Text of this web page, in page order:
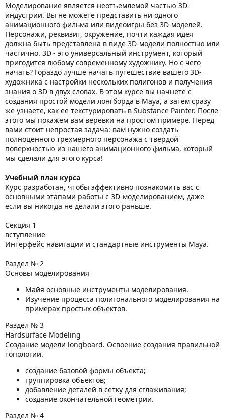
Моделирование является неотъемлемой частью 3D-
индустрии. Вы не можете представить ни одного
анимационного фильма или видеоигры без 3D-моделей.
Персонажи, реквизит, окружение, почти каждая идея
должна быть представлена в виде 3D-модели полностью или
частично. 3D - это универсальный инструмент, который
пригодится любому современному художнику. Но с чего
начать? Гораздо лучше начать путешествие вашего 3D-
художника с настройки нескольких полигонов и получения
знания о 3D в двух словах. В этом курсе вы начнете с
создания простой модели лонгборда в Maya, а затем сразу
же узнаете, как ее текстурировать в Substance Painter. После
этого мы покажем вам веревки на простом примере. Перед
вами стоит непростая задача: вам нужно создать
полноценного трехмерного персонажа с твердой
поверхностью из нашего анимационного фильма, который
мы сделали для этого курса!
Учебный план курса
Курс разработан, чтобы эффективно познакомить вас с
основными этапами работы с 3D-моделированием, даже
если вы никогда не делали этого раньше.
Секция 1
вступление
Интерфейс навигации и стандартные инструменты Maya.
Раздел № 2
Основы моделирования
Майя основные инструменты моделирования.
Изучение процесса полигонального моделирования на
примерах простых объектов.
Раздел № 3
Hardsurface Modeling
Создание модели longboard. Освоение создания правильной
топологии.
создание базовой формы объекта;
группировка объектов;
добавление деталей в сетку для сглаживания;
создание окончательной геометрии.
Раздел № 4